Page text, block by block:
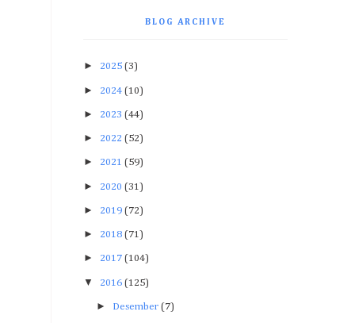
BLOG ARCHIVE
► 2025 (3)
► 2024 (10)
► 2023 (44)
► 2022 (52)
► 2021 (59)
► 2020 (31)
► 2019 (72)
► 2018 (71)
► 2017 (104)
▼ 2016 (125)
► Desember (7)